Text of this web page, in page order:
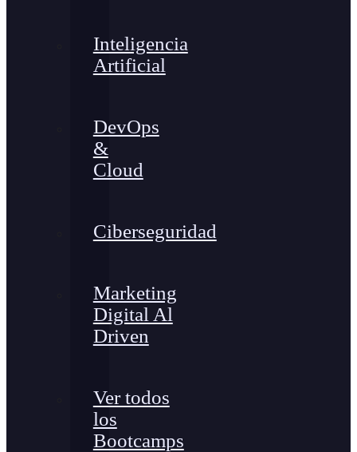
Inteligencia
Artificial
DevOps
&
Cloud
Ciberseguridad
Marketing
Digital Al
Driven
Ver todos
los
Bootcamps